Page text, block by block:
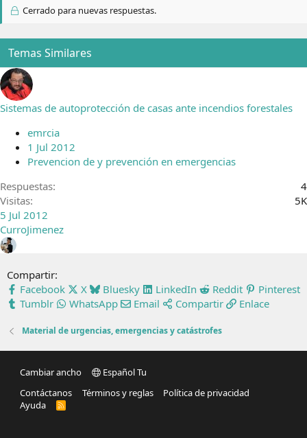
Cerrado para nuevas respuestas.
Temas Similares
Sistemas de autoprotección de casas ante incendios forestales
emrcia
1 Jul 2012
Prevencion de y prevención en emergencias
Respuestas
4
Visitas
5K
5 Jul 2012
CurroJimenez
Compartir:
Facebook
X Bluesky LinkedIn Reddit
Pinterest
Tumblr
WhatsApp Email Compartir Enlace
Material de urgencias, emergencias y catástrofes
Cambiar ancho
Español Tu
Contáctanos
Términos y reglas
Política de privacidad
Ayuda
R